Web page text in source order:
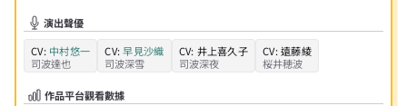
演出聲優
CV: 中村悠一
司波達也
CV: 早見沙織
司波深雪
CV: 井上喜久子
司波深夜
CV: 遠藤綾
桜井穂波
作品平台觀看數據